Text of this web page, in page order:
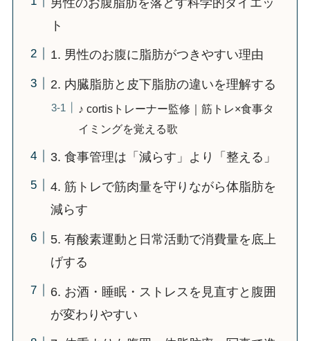
ト
1. 男性のお腹に脂肪がつきやすい理由
2. 内臓脂肪と皮下脂肪の違いを理解する
♪ cortisトレーナー監修｜筋トレ×食事タ
イミングを覚える歌
3. 食事管理は「減らす」より「整える」
4. 筋トレで筋肉量を守りながら体脂肪を
減らす
5. 有酸素運動と日常活動で消費量を底上
げする
6. お酒・睡眠・ストレスを見直すと腹囲
が変わりやすい